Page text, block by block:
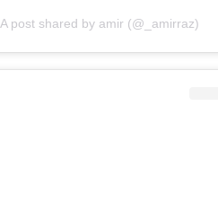
A post shared by amir (@_amirraz)